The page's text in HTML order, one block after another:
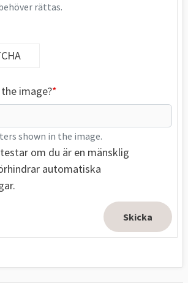
rättas.
image?
shown in the image.
om du är en mänsklig
automatiska